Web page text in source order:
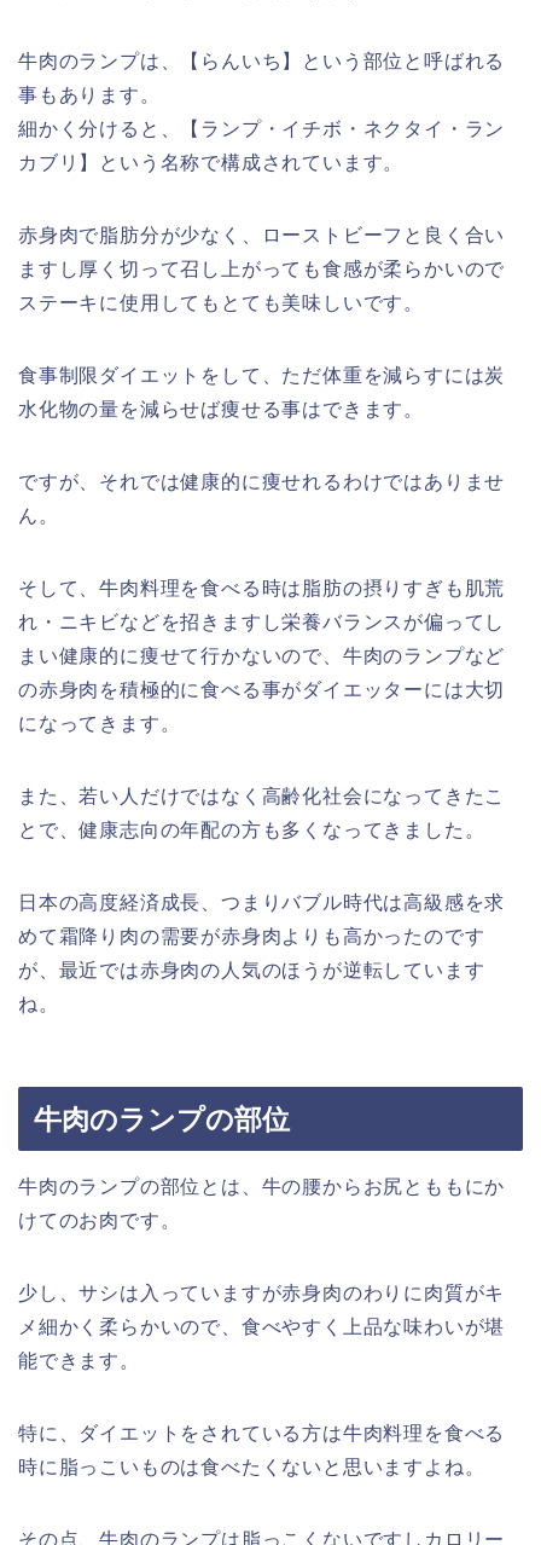
牛肉のランプは、【らんいち】という部位と呼ばれる
事もあります。
細かく分けると、【ランプ・イチボ・ネクタイ・ラン
カブリ】という名称で構成されています。
赤身肉で脂肪分が少なく、ローストビーフと良く合い
ますし厚く切って召し上がっても食感が柔らかいので
ステーキに使用してもとても美味しいです。
食事制限ダイエットをして、ただ体重を減らすには炭
水化物の量を減らせば痩せる事はできます。
ですが、それでは健康的に痩せれるわけではありませ
ん。
そして、牛肉料理を食べる時は脂肪の摂りすぎも肌荒
れ・ニキビなどを招きますし栄養バランスが偏ってし
まい健康的に痩せて行かないので、牛肉のランプなど
の赤身肉を積極的に食べる事がダイエッターには大切
になってきます。
また、若い人だけではなく高齢化社会になってきたこ
とで、健康志向の年配の方も多くなってきました。
日本の高度経済成長、つまりバブル時代は高級感を求
めて霜降り肉の需要が赤身肉よりも高かったのです
が、最近では赤身肉の人気のほうが逆転しています
ね。
牛肉のランプの部位
牛肉のランプの部位とは、牛の腰からお尻とももにか
けてのお肉です。
少し、サシは入っていますが赤身肉のわりに肉質がキ
メ細かく柔らかいので、食べやすく上品な味わいが堪
能できます。
特に、ダイエットをされている方は牛肉料理を食べる
時に脂っこいものは食べたくないと思いますよね。
その点、牛肉のランプは脂っこくないですしカロリー